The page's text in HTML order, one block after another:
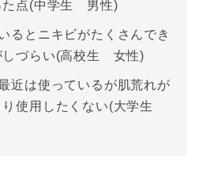
点(中学生 男性)
るとニキビがたくさんでき
しづらい(高校生 女性)
近は使っているが肌荒れが
使用したくない(大学生